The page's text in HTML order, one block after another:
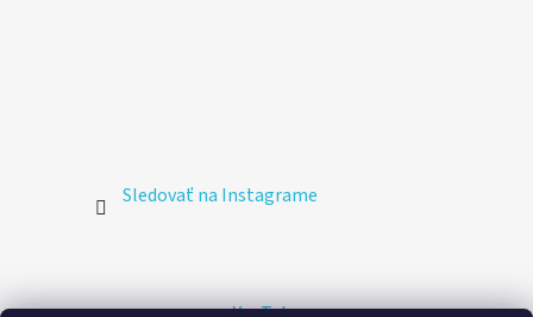
Sledovať na Instagrame